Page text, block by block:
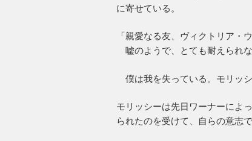
に寄せている。
「親愛なる友、ヴィクトリア・
嘘のようで、とても耐えられな
僕は我を失っている。モリッシ
モリッシーは先日ワーナーによ
られたのを受けて、自らの意志